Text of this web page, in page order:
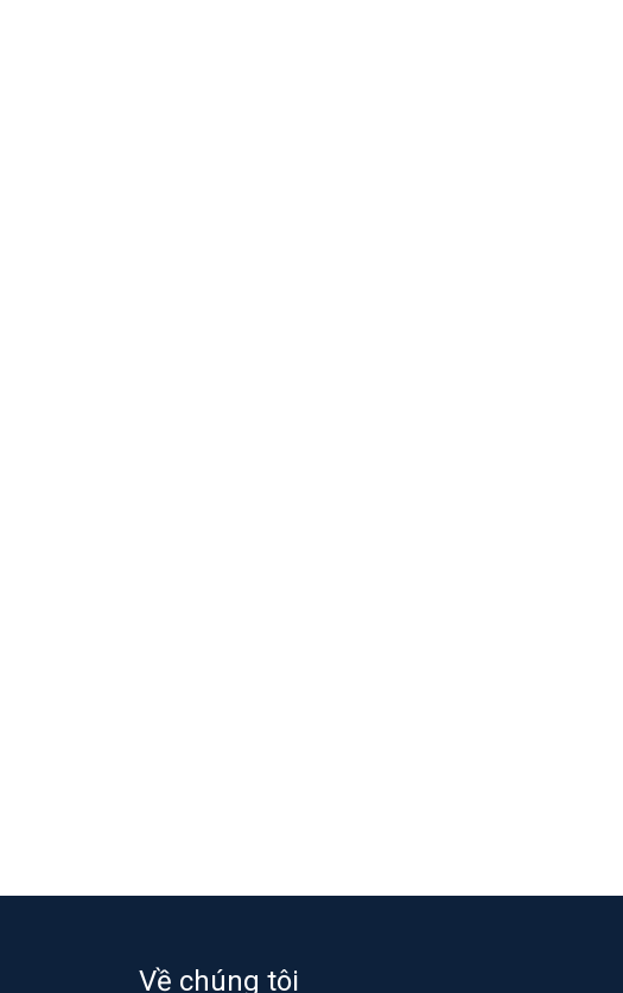
Về chúng tôi